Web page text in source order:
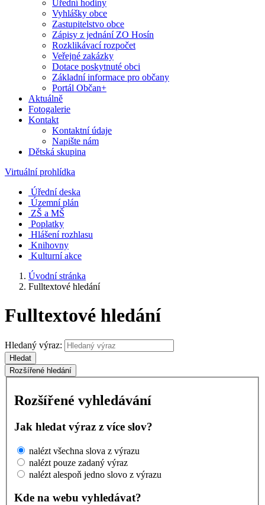
Úřední hodiny
Vyhlášky obce
Zastupitelstvo obce
Zápisy z jednání ZO Hosín
Rozklikávací rozpočet
Veřejné zakázky
Dotace poskytnuté obci
Základní informace pro občany
Portál Občan+
Aktuálně
Fotogalerie
Kontakt
Kontaktní údaje
Napište nám
Dětská skupina
Virtuální prohlídka
Úřední deska
Územní plán
ZŠ a MŠ
Poplatky
Hlášení rozhlasu
Knihovny
Kulturní akce
Úvodní stránka
Fulltextové hledání
Fulltextové hledání
Hledaný výraz:
Hledat
Rozšířené hledání
Rozšířené vyhledávání
Jak hledat výraz z více slov?
nalézt všechna slova z výrazu
nalézt pouze zadaný výraz
nalézt alespoň jedno slovo z výrazu
Kde na webu vyhledávat?